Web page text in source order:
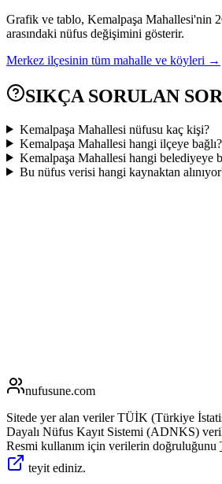
Grafik ve tablo, Kemalpaşa Mahallesi'nin
arasındaki nüfus değişimini gösterir.
Merkez ilçesinin tüm mahalle ve köyleri →
SIKÇA SORULAN
Kemalpaşa Mahallesi nüfusu kaç kişi?
Kemalpaşa Mahallesi hangi ilçeye bağlı?
Kemalpaşa Mahallesi hangi belediyeye
Bu nüfus verisi hangi kaynaktan
nufusune.com
Sitede yer alan veriler TÜİK (Türkiye
Dayalı Nüfus Kayıt Sistemi (ADNKS)
Resmi kullanım için verilerin doğruluğunu
teyit ediniz.